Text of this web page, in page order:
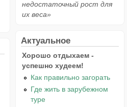
недостаточный рост для
их веса»
Актуальное
Хорошо отдыхаем -
успешно худеем!
Как правильно загорать
Где жить в зарубежном
туре